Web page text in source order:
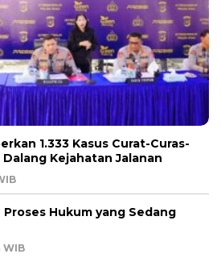
1.333 Kasus Curat-Curas-
Kejahatan Jalanan
Hukum yang Sedang
WIB